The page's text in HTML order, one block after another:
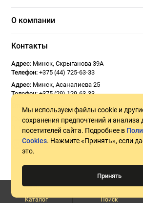
Каталог Поиск
Мы используем файлы cookie и
сохранения предпочтений и анализа
посетителей сайта. Подробнее в
Cookies. Нажмите «Принять», если
это.
Принять
О компании
Контакты
Адрес: Минск, Скрыганова 39А
Телефон: +375 (44) 725-63-33
Адрес: Минск, Асаналиева 25
Телефон: +375 (29) 129-63-33
Email:
Usoseda2020@gmail.com
График работы: ПН - ПТ 9:00 - 18:00 СБ 10:00